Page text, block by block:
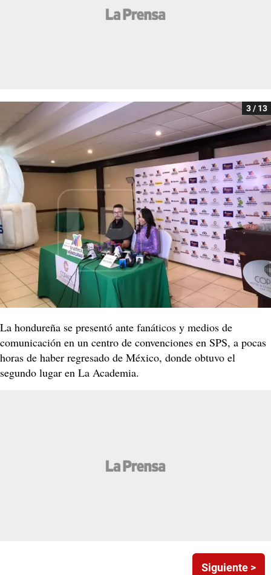
3 / 13
La hondureña se presentó ante fanáticos y medios de
comunicación en un centro de convenciones en SPS, a pocas
horas de haber regresado de México, donde obtuvo el
segundo lugar en La Academia.
Siguiente >